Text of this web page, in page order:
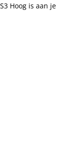
Hoog is aan je